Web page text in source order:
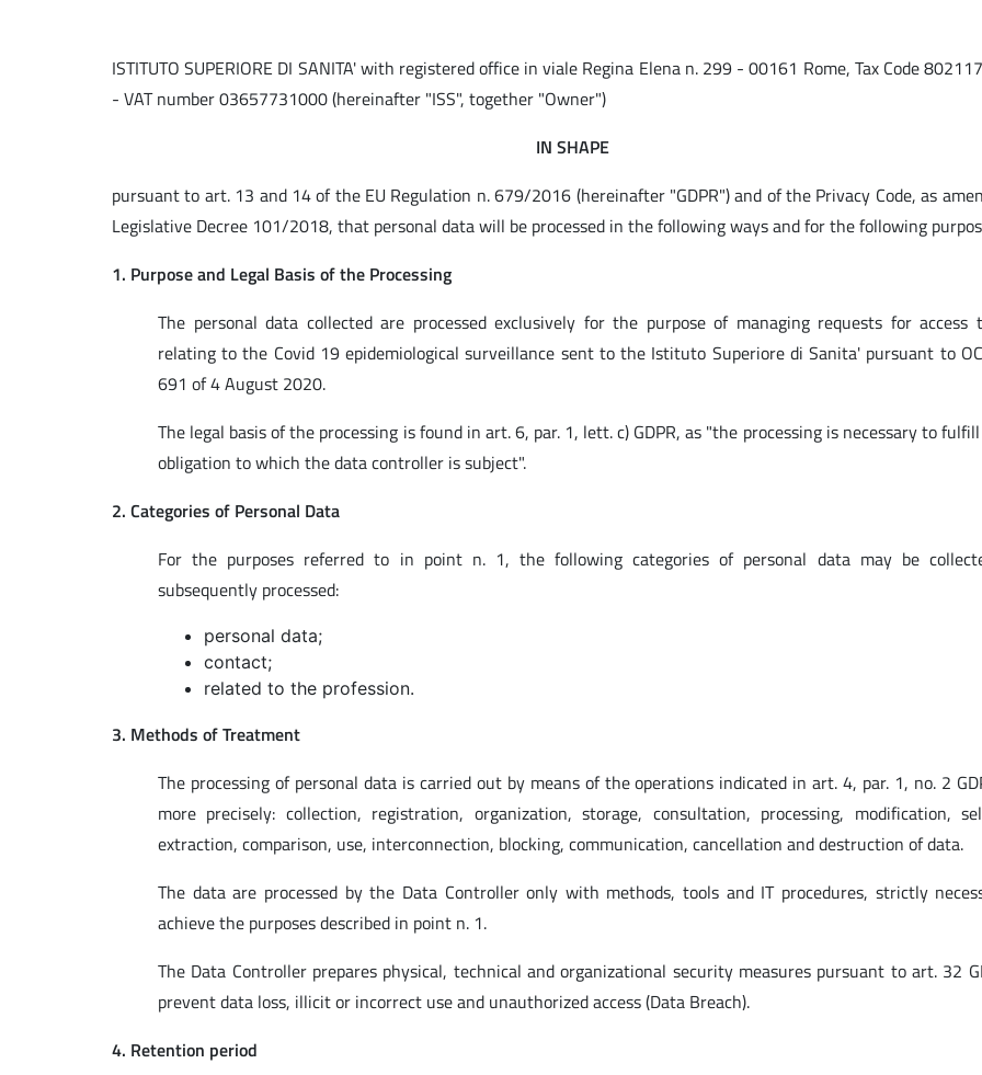
ISTITUTO SUPERIORE DI SANITA' with registered office in viale Regina Elena n. 299 - 00161 Rome, Tax Code
- VAT number 03657731000 (hereinafter "ISS", together "Owner")
IN SHAPE
pursuant to art. 13 and 14 of the EU Regulation n. 679/2016 (hereinafter "GDPR") and of the Privacy Code, as
Legislative Decree 101/2018, that personal data will be processed in the following ways and for the following
1. Purpose and Legal Basis of the Processing
The personal data collected are processed exclusively for the purpose of managing requests for access
relating to the Covid 19 epidemiological surveillance sent to the Istituto Superiore di Sanita' pursuant to
691 of 4 August 2020.
The legal basis of the processing is found in art. 6, par. 1, lett. c) GDPR, as "the processing is necessary to
obligation to which the data controller is subject".
2. Categories of Personal Data
For the purposes referred to in point n. 1, the following categories of personal data may be
subsequently processed:
personal data;
contact;
related to the profession.
3. Methods of Treatment
The processing of personal data is carried out by means of the operations indicated in art. 4, par. 1, no. 2
more precisely: collection, registration, organization, storage, consultation, processing, modification,
extraction, comparison, use, interconnection, blocking, communication, cancellation and destruction of data.
The data are processed by the Data Controller only with methods, tools and IT procedures, strictly
achieve the purposes described in point n. 1.
The Data Controller prepares physical, technical and organizational security measures pursuant to art. 32
prevent data loss, illicit or incorrect use and unauthorized access (Data Breach).
4. Retention period